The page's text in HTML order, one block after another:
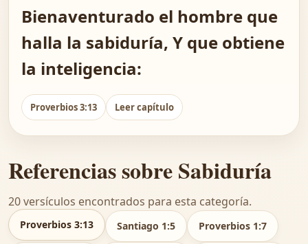
Bienaventurado el hombre que
halla la sabiduría, Y que obtiene
la inteligencia:
Proverbios 3:13 Leer capítulo
Referencias sobre Sabiduría
20 versículos encontrados para esta categoría.
Proverbios 3:13 Santiago 1:5 Proverbios 1:7